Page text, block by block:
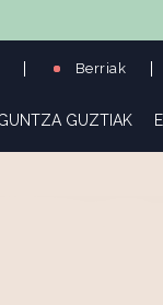
Berriak
GUZTIAK